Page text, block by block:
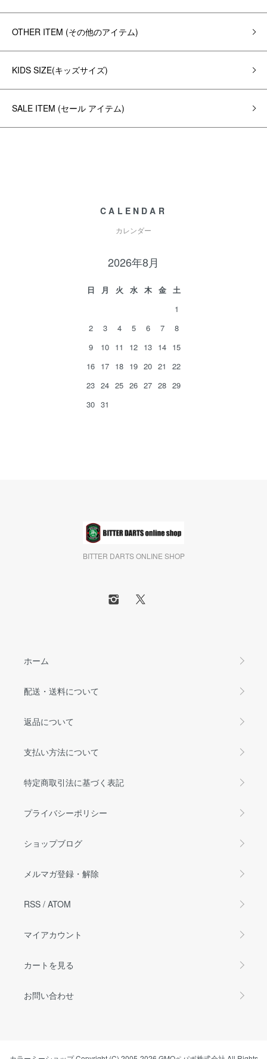
OTHER ITEM (その他のアイテム)
KIDS SIZE(キッズサイズ)
SALE ITEM (セール アイテム)
CALENDAR
カレンダー
2026年8月
日 月 火 水 木 金
土
1
2
3 4 5 6 7
8
9
10 11 12 13 14 15
16 17 18 19 20 21
22
23 24 25 26 27 28 29
30 31
BITTER DARTS ONLINE SHOP
ホーム
配送・送料について
返品について
支払い方法について
特定商取引法に基づく表記
プライバシーポリシー
ショップブログ
メルマガ登録・解除
RSS / ATOM
マイアカウント
カートを見る
お問い合わせ